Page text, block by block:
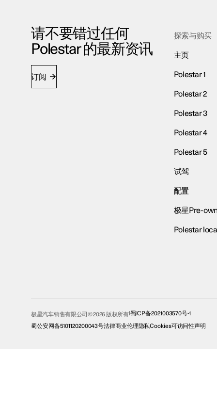
请不要错过任何
Polestar 的最新资讯
订阅
探索与购买
主页
Polestar 1
Polestar 2
Polestar 3
Polestar 4
Polestar 5
试驾
配置
极星Pre-
Polestar
极星汽车销售有限公司© 2026 版权所有 蜀ICP备2021003570号-1
蜀公安网备5101120200043号法律商业伦理隐私Cookies可访问性声明